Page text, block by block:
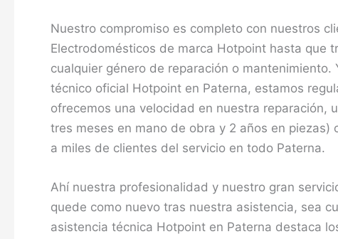
Nuestro compromiso es completo con nuestros
Electrodomésticos de marca Hotpoint hasta que
cualquier género de reparación o
técnico oficial Hotpoint en Paterna, estamos
ofrecemos una velocidad en nuestra reparación,
tres meses en mano de obra y 2 años en
a miles de clientes del servicio en todo Paterna.
Ahí nuestra profesionalidad y nuestro gran
quede como nuevo tras nuestra asistencia, sea
asistencia técnica Hotpoint en Paterna destaca